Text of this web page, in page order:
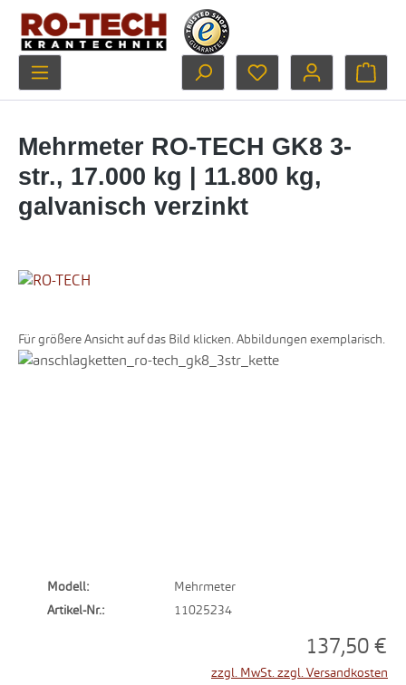
Zum Hauptinhalt springen
Du hast 0 Produkte
Mehrmeter RO-TECH GK8 3-
str., 17.000 kg | 11.800 kg,
galvanisch verzinkt
Für größere Ansicht auf das Bild klicken. Abbildungen exemplarisch.
Bildergalerie überspringen
Modell:
Mehrmeter
Artikel-Nr.:
11025234
137,50 €
zzgl. MwSt. zzgl. Versandkosten